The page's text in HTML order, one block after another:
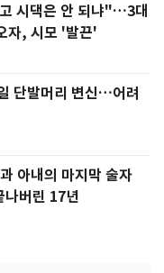
시댁은 안 되냐"…3대
자, 시모 '발끈'
단발머리 변신…어려
아내의 마지막 술자
버린 17년